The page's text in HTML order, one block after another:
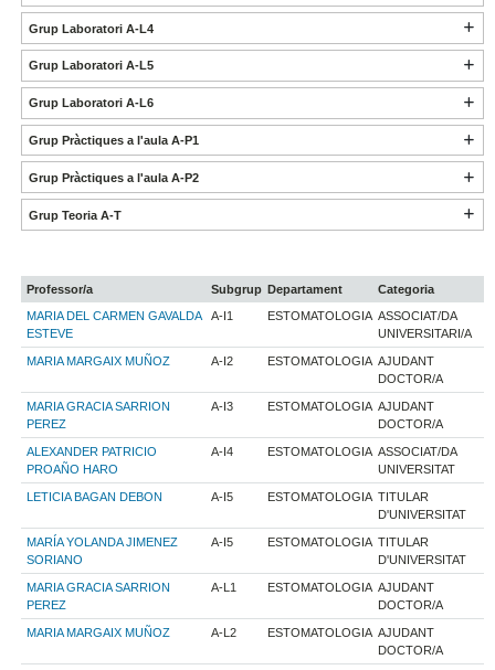
Grup Laboratori A-L4
Grup Laboratori A-L5
Grup Laboratori A-L6
Grup Pràctiques a l'aula A-P1
Grup Pràctiques a l'aula A-P2
Grup Teoria A-T
Professor/a Subgrup Departament
Categoria
MARIA DEL CARMEN GAVALDA
ESTEVE
A-I1 ESTOMATOLOGIA ASSOCIAT/DA
UNIVERSITARI/A
MARIA MARGAIX MUÑOZ A-I2 ESTOMATOLOGIA AJUDANT
DOCTOR/A
MARIA GRACIA SARRION
PEREZ
A-I3 ESTOMATOLOGIA AJUDANT
DOCTOR/A
ALEXANDER PATRICIO
PROAÑO HARO
A-I4 ESTOMATOLOGIA ASSOCIAT/DA
UNIVERSITAT
LETICIA BAGAN DEBON A-I5 ESTOMATOLOGIA TITULAR
D'UNIVERSITAT
MARÍA YOLANDA JIMENEZ
SORIANO
A-I5 ESTOMATOLOGIA TITULAR
D'UNIVERSITAT
MARIA GRACIA SARRION
PEREZ
A-L1 ESTOMATOLOGIA AJUDANT
DOCTOR/A
MARIA MARGAIX MUÑOZ A-L2 ESTOMATOLOGIA AJUDANT
DOCTOR/A